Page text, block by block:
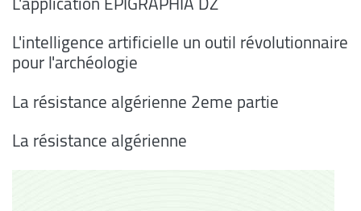
L'intelligence artificielle un outil révolutionnaire
pour l'archéologie
La résistance algérienne 2eme partie
La résistance algérienne